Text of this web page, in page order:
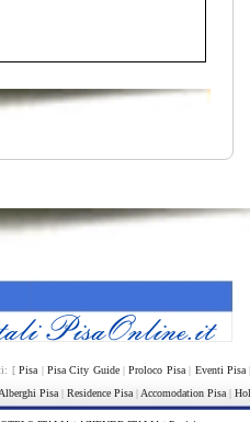
[Pisa | Pisa City Guide|Proloco Pisa| Eventi Pisa
Alberghi Pisa | Residence Pisa | Accomodation Pisa |